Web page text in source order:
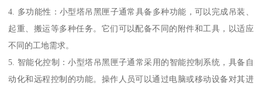
4. 多功能性：小型塔吊黑匣子通常具备多种功能，可以完成吊装、
起重、搬运等多种任务。它们可以配备不同的附件和工具，以适应
不同的工地需求。
5. 智能化控制：小型塔吊黑匣子通常采用的智能控制系统，具备自
动化和远程控制的功能。操作人员可以通过电脑或移动设备对其进